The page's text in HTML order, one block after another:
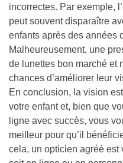
incorrectes. Par exemple,
peut souvent disparaître
enfants après des années
Malheureusement, une
de lunettes bon marché et
chances d’améliorer leur
En conclusion, la vision
votre enfant et, bien que
ligne avec succès, vous
meilleur pour qu’il
cela, un opticien agréé est